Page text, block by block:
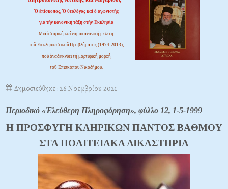
Ὁ ἐπίσκοπος, Ὁ θεολόγος καί ὁ ἀγωνιστής
γιά τήν κανονική τάξη στήν Ἐκκλησία
Μιά ἱστορική καί νομοκανονική μελέτη
τοῦ Ἐκκλησιαστικοῦ Προβλήματος (1974-2013),
πού ἀναδεικνύει τή μαρτυρική μορφή
τοῦ Ἐπισκόπου Νικοδήμου.
Δημοσιεύθηκε : 26 Νοεμβρίου 2021
Περιοδικό «Ἐλεύθερη Πληροφόρηση», φύλλο 12, 1-5-1999
H ΠPOΣΦYΓH KΛHPIKΩN ΠANTOΣ BAΘMOY
ΣTA ΠOΛITEIAKA ΔIKAΣTHPIA